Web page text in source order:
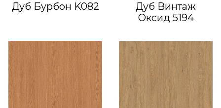
Дуб Бурбон K082
Дуб Винтаж
Оксид 5194